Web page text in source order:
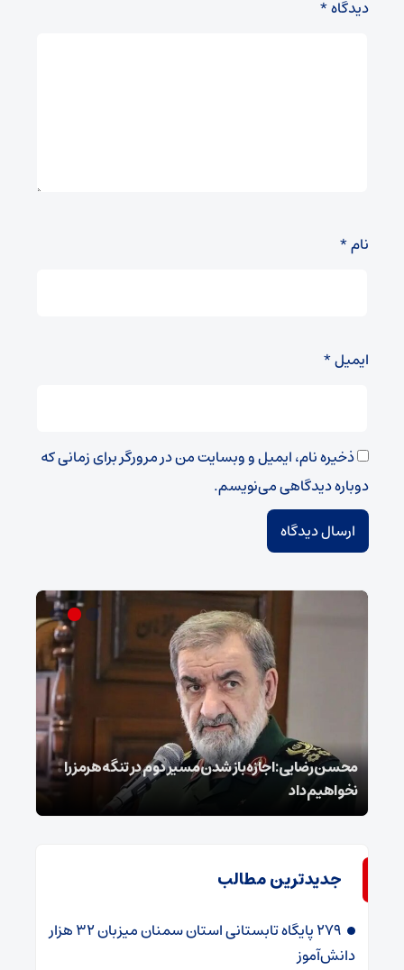
دیدگاه*
نام*
ایمیل*
ذخیره نام، ایمیل و وبسایت من در مرورگر برای زمانی که
دوباره دیدگاهی می‌نویسم.
محسن رضایی: اجازه باز شدن مسیر دوم در تنگه هرمز را
نخواهیم داد
جدیدترین مطالب
۲۷۹ پایگاه تابستانی استان سمنان میزبان ۳۲ هزار
دانش‌آموز